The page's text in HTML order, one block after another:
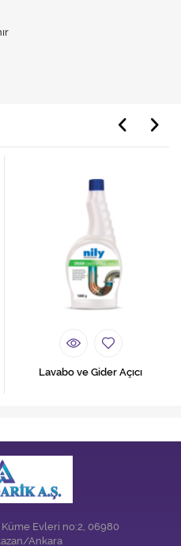
Lavabo ve Gider Açıcı
Küme Evleri no:2, 06980
Ankara